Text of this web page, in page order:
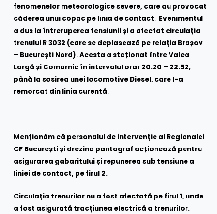
fenomenelor meteorologice severe, care au provocat
căderea unui copac pe linia de contact. Evenimentul
a dus la întreruperea tensiunii și a afectat circulația
trenului R 3032 (care se deplasează pe relația Brașov
– București Nord). Acesta a staționat între Valea
Largă și Comarnic în intervalul orar 20.20 – 22.52,
până la sosirea unei locomotive Diesel, care l-a
remorcat din linia curentă.
Menționăm că personalul de intervenție al Regionalei
CF București și drezina pantograf acționează pentru
asigurarea gabaritului și repunerea sub tensiune a
liniei de contact, pe firul 2.
Circulația trenurilor nu a fost afectată pe firul 1, unde
a fost asigurată tracțiunea electrică a trenurilor.